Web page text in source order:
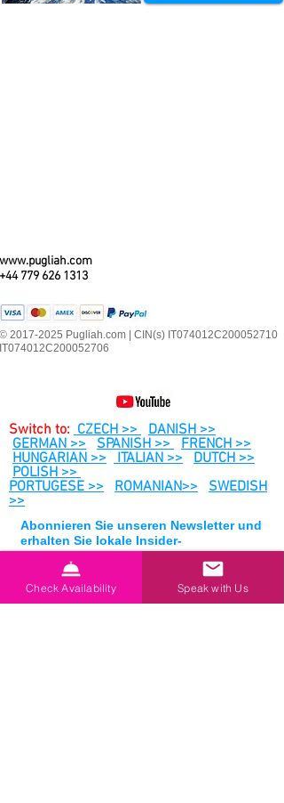
www.pugliah.com
+44 779 626 1313
© 2017-2025 Pugliah.com | CIN(s) IT074012C200052710
IT074012C200052706
Switch to: CZECH >> DANISH >>
GERMAN >> SPANISH >> FRENCH >>
HUNGARIAN >> ITALIAN >> DUTCH >>
POLISH >>
PORTUGESE >> ROMANIAN>> SWEDISH
>>
Abonnieren Sie unseren Newsletter und
erhalten Sie lokale Insider-
Informationen, Tipps zur
Urlaubsplanung und exklusive
Sonderangebote für Newsletter
Check Availability Speak with Us